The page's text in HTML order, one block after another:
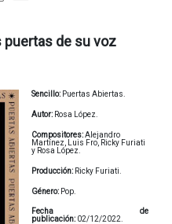
puertas de su voz
Sencillo: Puertas Abiertas.
Autor: Rosa López.
Compositores:Alejandro
Martínez, Luis Fro, Ricky Furiati
y Rosa López.
Producción: Ricky Furiati.
Género: Pop.
Fecha de
publicación: 02/12/2022.